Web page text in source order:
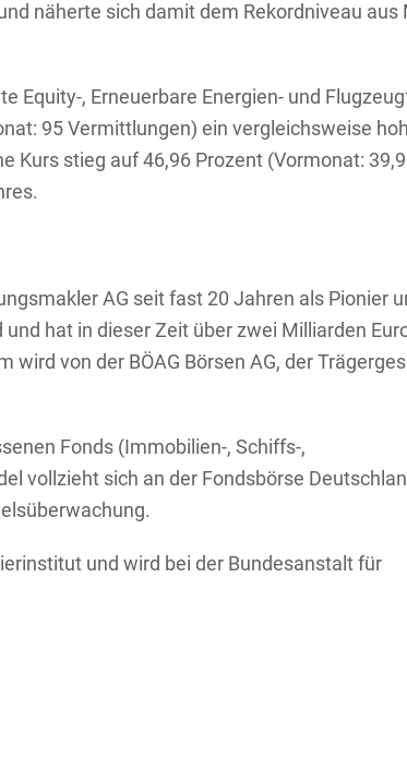
näherte sich damit dem Rekordniveau aus
Equity-, Erneuerbare Energien- und
95 Vermittlungen) ein vergleichsweise
Kurs stieg auf 46,96 Prozent (Vormonat:
AG seit fast 20 Jahren als Pionier
hat in dieser Zeit über zwei Milliarden
von der BÖAG Börsen AG, der
Fonds (Immobilien-, Schiffs-,
vollzieht sich an der Fondsbörse
und wird bei der Bundesanstalt für